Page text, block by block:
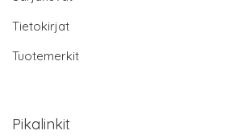
Tietokirjat
Tuotemerkit
Pikalinkit